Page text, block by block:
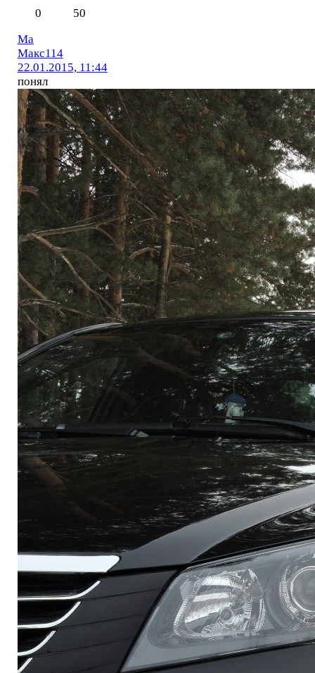
0
50
Ма
Макс114
22.01.2015, 11:44
понял